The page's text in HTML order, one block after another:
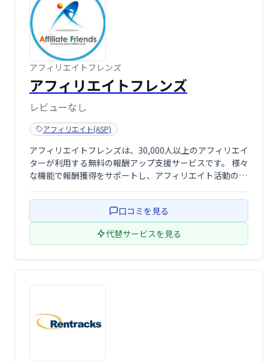
アフィリエイトフレンズ
アフィリエイトフレンズ
レビューなし
アフィリエイト(ASP)
アフィリエイトフレンズは、30,000人以上のアフィリエイ
ターが利用する無料の報酬アップ支援サービスです。 様々
な機能で報酬獲得をサポートし、アフィリエイト活動の効
で、初心者からベテランまで幅広く活用できます。アフィ
リエイト活動の成功を支援し …
口コミを見る
代替サービスを見る